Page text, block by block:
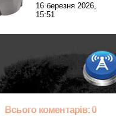
16 березня 2026,
15:51
Всього коментарів: 0